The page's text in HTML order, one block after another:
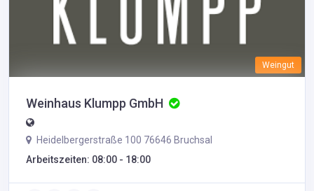
Weingut
Weinhaus Klumpp GmbH
Heidelbergerstraße 100 76646 Bruchsal
Arbeitszeiten: 08:00 - 18:00